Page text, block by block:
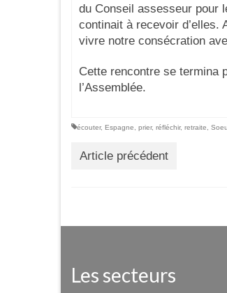
du Conseil assesseur pour
continait à recevoir d’elles.
vivre notre consécration
Cette rencontre se termina
l’Assemblée.
écouter, Espagne prier, réfléchir, retraite
Article précédent
Les secteurs